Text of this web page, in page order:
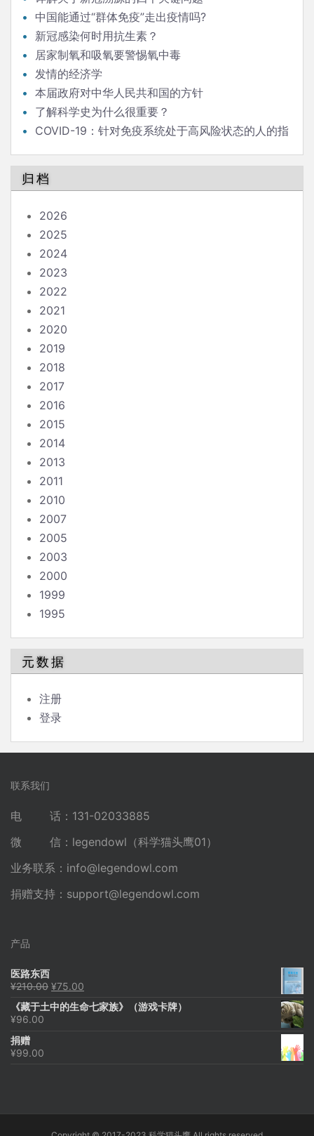
中国能通过“群体免疫”走出疫情吗?
新冠感染何时用抗生素？
居家制氧和吸氧要警惕氧中毒
发情的经济学
本届政府对中华人民共和国的方针
了解科学史为什么很重要？
COVID-19：针对免疫系统处于高风险状态的人的指
归档
2026
2025
2024
2023
2022
2021
2020
2019
2018
2017
2016
2015
2014
2013
2011
2010
2007
2005
2003
2000
1999
1995
元数据
注册
登录
联系我们
电 话：131-02033885
微 信：legendowl（科学猫头鹰01）
业务联系： info@legendowl.com
捐赠支持： support@legendowl.com
产品
医路东西
¥210.00 原
为：
¥75.00
价
《藏于土中的生命七家族》（游戏卡牌）
¥96.00
捐赠
¥99.00